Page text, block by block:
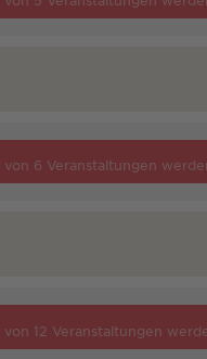
von 6 Veranstaltungen
von 12 Veranstaltungen